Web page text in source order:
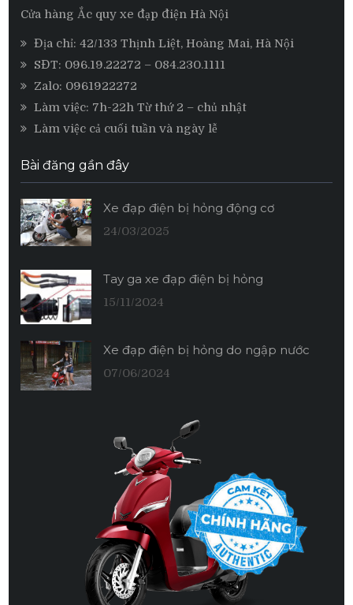
Cửa hàng Ắc quy xe đạp điện Hà Nội
Địa chỉ: 42/133 Thịnh Liệt, Hoàng Mai, Hà Nội
SĐT: 096.19.22272 – 084.230.1111
Zalo: 0961922272
Làm việc: 7h-22h Từ thứ 2 – chủ nhật
Làm việc cả cuối tuần và ngày lễ
Bài đăng gần đây
Xe đạp điện bị hỏng động cơ
24/03/2025
Tay ga xe đạp điện bị hỏng
15/11/2024
Xe đạp điện bị hỏng do ngập nước
07/06/2024